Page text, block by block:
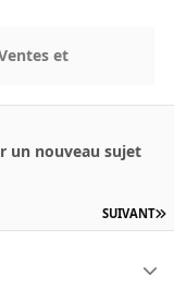
et
un nouveau sujet
SUIVANT